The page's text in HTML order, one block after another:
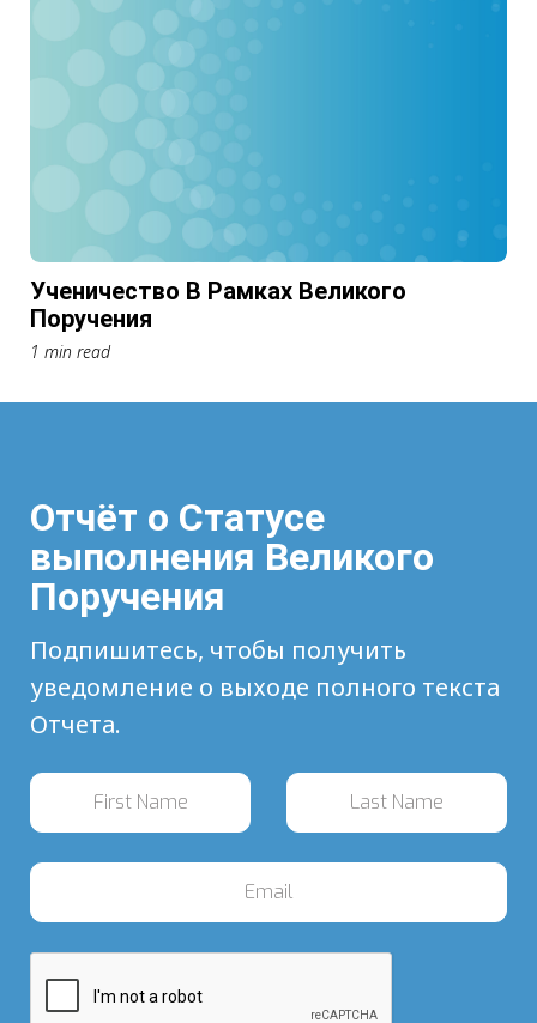
Ученичество В Рамках Великого
Поручения
1 min read
Отчёт о Статусе
выполнения Великого
Поручения
Подпишитесь, чтобы получить
уведомление о выходе полного текста
Отчета.